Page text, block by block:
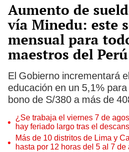
Aumento de
vía Minedu: este
mensual para
maestros del
El Gobierno incrementará
educación en un 5,1%
bono de S/380 a más de
¿Se trabaja el viernes 7 de
hay feriado largo tras el
Más de 10 distritos de Lima y
hasta por 12 horas del 5 al 7 de